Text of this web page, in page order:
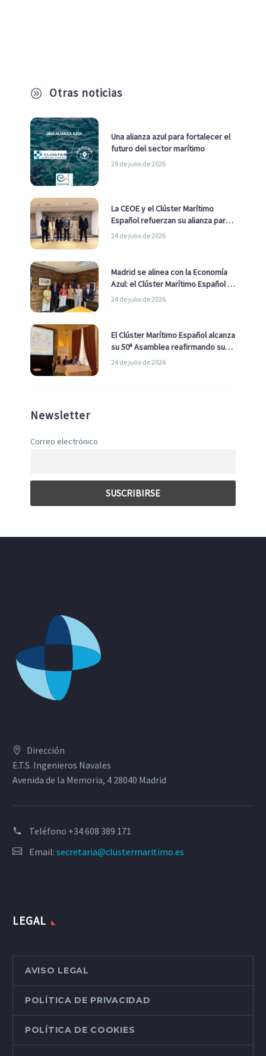
A Otras noticias
Una alianza azul para fortalecer el
futuro del sector marítimo
29 de julio de 2026
La CEOE y el Clúster Marítimo
Español refuerzan su alianza para
impulsar una estrategia Nacional
24 de julio de 2026
Madrid se alinea con la Economía
Azul: el Clúster Marítimo Español y
la Real Liga Naval avanzan alianzas
24 de julio de 2026
El Clúster Marítimo Español alcanza
su 50ª Asamblea reafirmando su
liderazgo en la Economía Azul
24 de julio de 2026
Newsletter
Correo electrónico
Dirección
E.T.S. Ingenieros Navales
Avenida de la Memoria, 4 28040 Madrid
Teléfono +34 608 389 171
Email: secretaria@clustermaritimo.es
LEGAL
AVISO LEGAL
POLÍTICA DE PRIVACIDAD
POLÍTICA DE COOKIES